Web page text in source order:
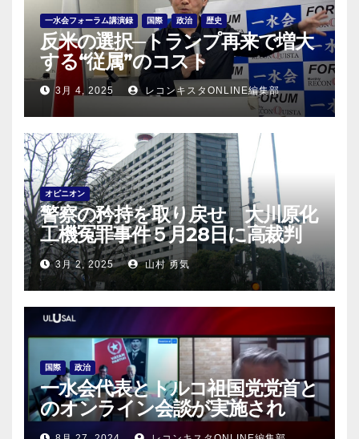
一水会フォーラム講演録 国際 政治 歴史
反米の選択─トランプ再来で増大
する“従属”のコスト
3月 4, 2025 レコンキスタONLINE編集部
オピニオン
警察の矜持を取り戻せ 大川原化
工機冤罪事件５月28日に高裁判
決！
3月 2, 2025 山村 勇気
国際 政治
一水会代表とトルコ祖国党党首と
のオンライン会談が実施され
る！